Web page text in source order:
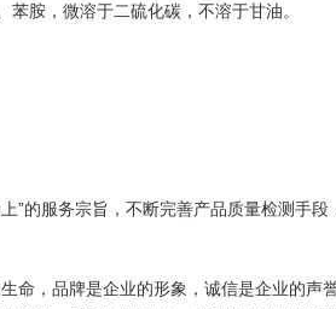
苯胺，微溶于二硫化碳，不溶于甘油。
”的服务宗旨，不断完善产品质量检测手
命，品牌是企业的形象，诚信是企业的声